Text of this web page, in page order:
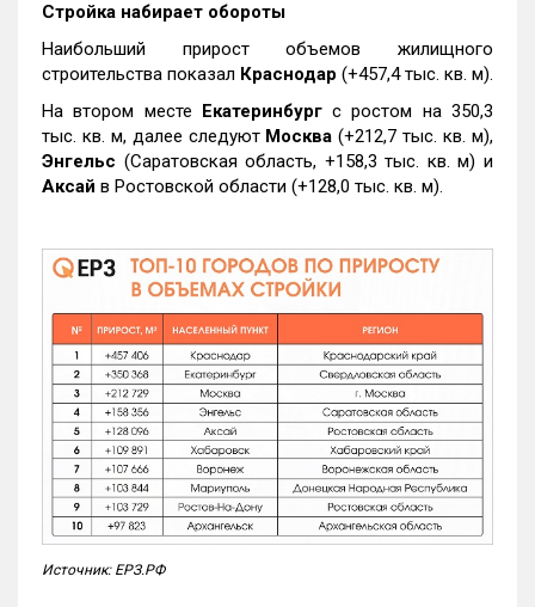
Стройка набирает обороты
Наибольший прирост объемов жилищного
строительства показал Краснодар (+457,4 тыс. кв. м).
На втором месте Екатеринбургс ростом на 350,3
тыс. кв. м, далее следуют Москва (+212,7 тыс. кв. м),
Энгельс (Саратовская область, +158,3 тыс. кв. м) и
Аксай в Ростовской области (+128,0 тыс. кв. м).
Источник: ЕРЗ.РФ